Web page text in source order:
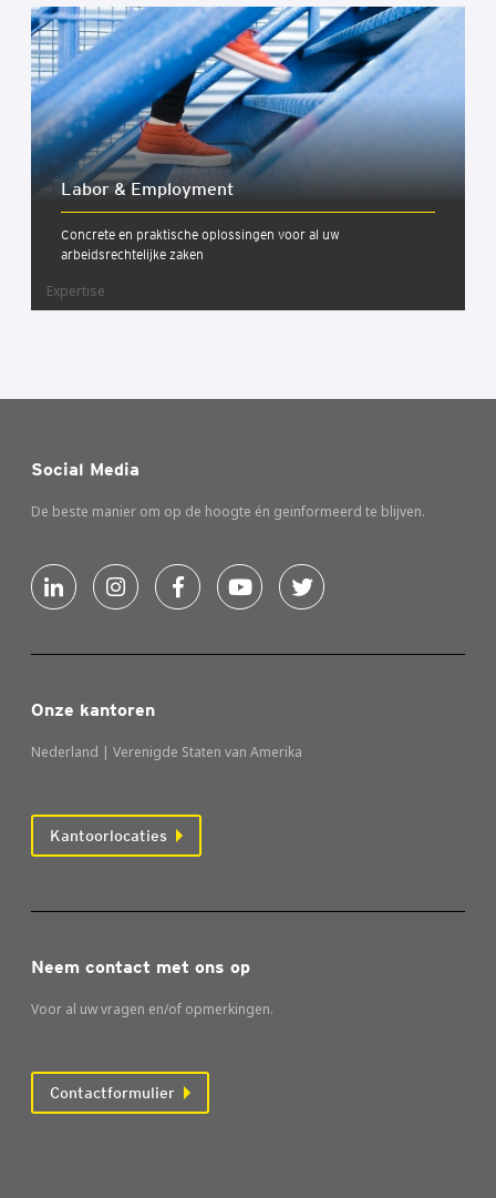
Labor & Employ­ment
Concrete en praktische oplossingen voor al uw
arbeidsrechtelijke zaken
Expertise
Onze kantoren
Nederland | Verenigde Staten van Amerika
Kantoorlocaties
Social Media
De beste manier om op de hoogte én geinformeerd te blijven.
Neem contact met ons op
Voor al uw vragen en/of opmerkingen.
Contactformulier